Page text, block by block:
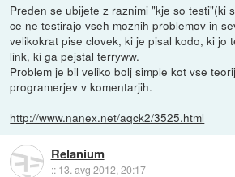
Preden se ubijete z raznimi "kje so testi"(ki
ce ne testirajo vseh moznih problemov in
velikokrat pise clovek, ki je pisal kodo, ki jo
link, ki ga pejstal terryww.
Problem je bil veliko bolj simple kot vse
programerjev v komentarjih.
http://www.nanex.net/aqck2/3525.html
Relanium
:: 13. avg 2012, 20:17